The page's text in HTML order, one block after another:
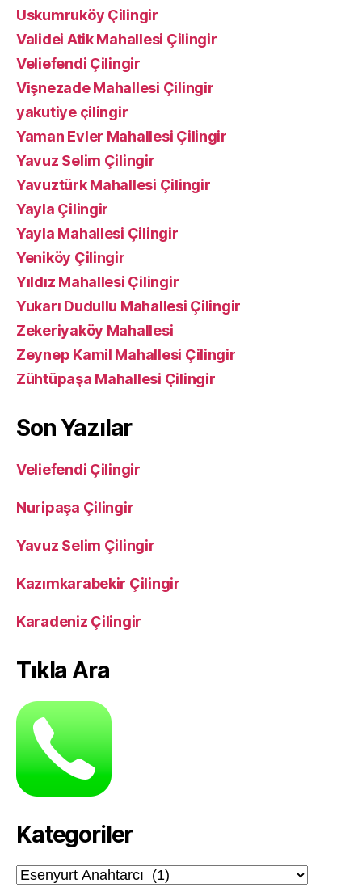
Uskumruköy Çilingir
Validei Atik Mahallesi Çilingir
Veliefendi Çilingir
Vişnezade Mahallesi Çilingir
yakutiye çilingir
Yaman Evler Mahallesi Çilingir
Yavuz Selim Çilingir
Yavuztürk Mahallesi Çilingir
Yayla Çilingir
Yayla Mahallesi Çilingir
Yeniköy Çilingir
Yıldız Mahallesi Çilingir
Yukarı Dudullu Mahallesi Çilingir
Zekeriyaköy Mahallesi
Zeynep Kamil Mahallesi Çilingir
Zühtüpaşa Mahallesi Çilingir
Son Yazılar
Veliefendi Çilingir
Nuripaşa Çilingir
Yavuz Selim Çilingir
Kazımkarabekir Çilingir
Karadeniz Çilingir
Tıkla Ara
Kategoriler
Kategoriler